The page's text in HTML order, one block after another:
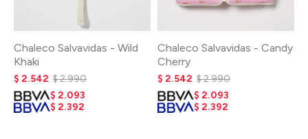
Chaleco Salvavidas - Wild
Khaki
$ 2.542 $2.990
$ 2.093
$ 2.392
Chaleco Salvavidas - Candy
Cherry
$ 2.542 $2.990
$ 2.093
$ 2.392